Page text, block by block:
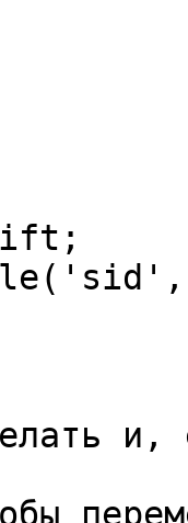
и,